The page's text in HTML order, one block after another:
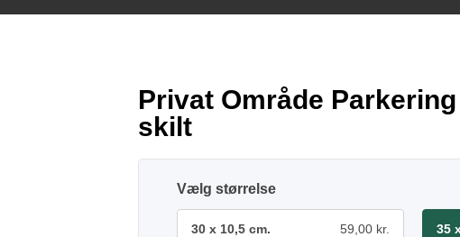
Privat Område
skilt
størrelse
30 x 10,5 cm. 59,00 kr. 35